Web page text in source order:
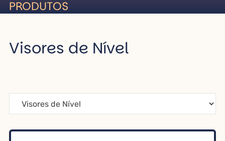
PRODUTOS
Visores de Nível